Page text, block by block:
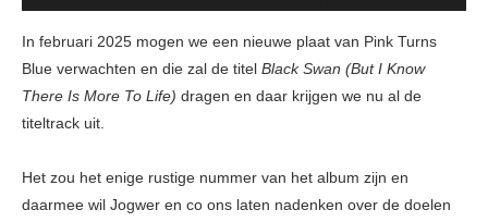
In februari 2025 mogen we een nieuwe plaat van Pink Turns
Blue verwachten en die zal de titel Black Swan (But I Know
There Is More To Life) dragen en daar krijgen we nu al de
titeltrack uit.
Het zou het enige rustige nummer van het album zijn en
daarmee wil Jogwer en co ons laten nadenken over de doelen